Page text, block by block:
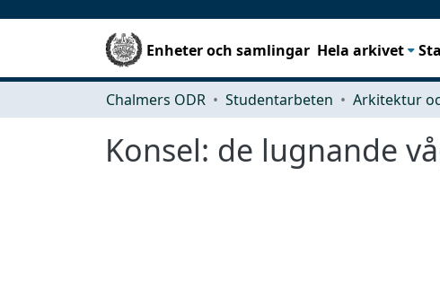
Enheter och samlingar Hela arkivet
Chalmers ODR Studentarbeten
Konsel: de lugnande